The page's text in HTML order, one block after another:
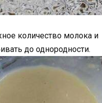
количество молока и
до однородности.